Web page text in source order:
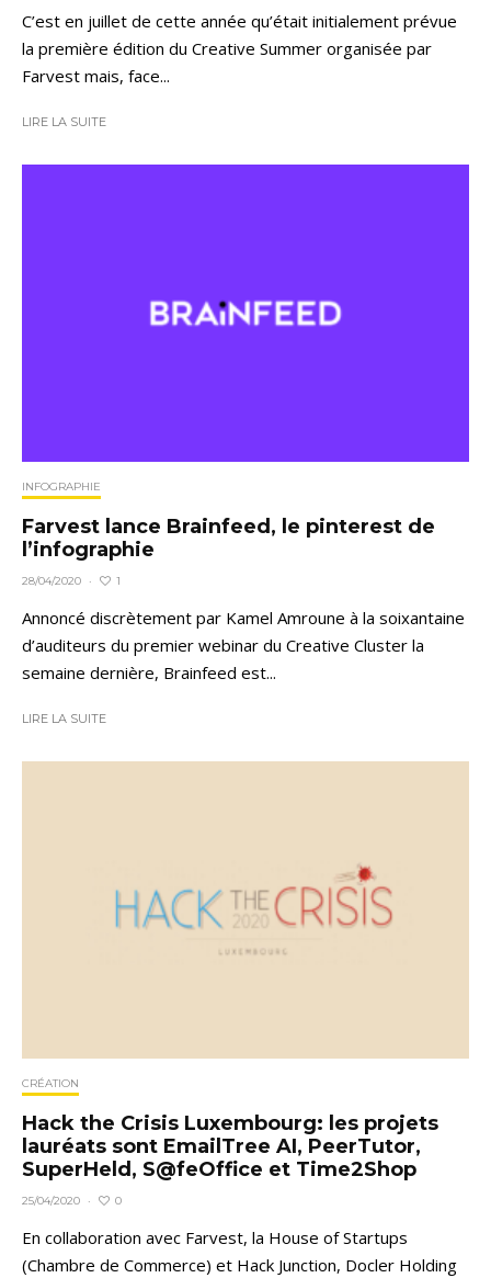
C’est en juillet de cette année qu’était initialement prévue
la première édition du Creative Summer organisée par
Farvest mais, face...
LIRE LA SUITE
INFOGRAPHIE
Farvest lance Brainfeed, le pinterest de
l’infographie
28/04/2020 · 1
Annoncé discrètement par Kamel Amroune à la soixantaine
d’auditeurs du premier webinar du Creative Cluster la
semaine dernière, Brainfeed est...
LIRE LA SUITE
CRÉATION
Hack the Crisis Luxembourg: les projets
lauréats sont EmailTree AI, PeerTutor,
SuperHeld, S@feOffice et Time2Shop
25/04/2020 · 0
En collaboration avec Farvest, la House of Startups
(Chambre de Commerce) et Hack Junction, Docler Holding